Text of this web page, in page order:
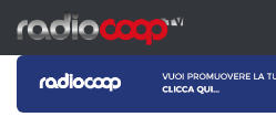
Salta al contenuto